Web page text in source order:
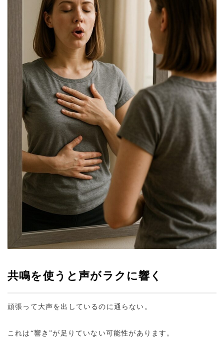
共鳴を使うと声がラクに響く
頑張って大声を出しているのに通らない。
これは“響き”が足りていない可能性があります。